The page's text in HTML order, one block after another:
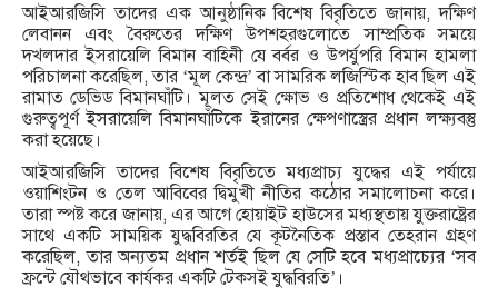
আইআরজিসি তাদের এক আনুষ্ঠানিক বিশেষ বিবৃতিতে জানায়, দক্ষিণ
লেবানন এবং বৈরুতের দক্ষিণ উপশহরগুলোতে সাম্প্রতিক সময়ে
দখলদার ইসরায়েলি বিমান বাহিনী যে বর্বর ও উপর্যুপরি বিমান হামলা
পরিচালনা করেছিল, তার ‘মূল কেন্দ্র’ বা সামরিক লজিস্টিক হাব ছিল এই
রামাত ডেভিড বিমানঘাঁটি। মূলত সেই ক্ষোভ ও প্রতিশোধ থেকেই এই
গুরুত্বপূর্ণ ইসরায়েলি বিমানঘাঁটিকে ইরানের ক্ষেপণাস্ত্রের প্রধান লক্ষ্যবস্তু
করা হয়েছে।
আইআরজিসি তাদের বিশেষ বিবৃতিতে মধ্যপ্রাচ্য যুদ্ধের এই পর্যায়ে
ওয়াশিংটন ও তেল আবিবের দ্বিমুখী নীতির কঠোর সমালোচনা করে।
তারা স্পষ্ট করে জানায়, এর আগে হোয়াইট হাউসের মধ্যস্থতায় যুক্তরাষ্ট্রের
সাথে একটি সাময়িক যুদ্ধবিরতির যে কূটনৈতিক প্রস্তাব তেহরান গ্রহণ
করেছিল, তার অন্যতম প্রধান শর্তই ছিল যে সেটি হবে মধ্যপ্রাচ্যের ‘সব
ফ্রন্টে যৌথভাবে কার্যকর একটি টেকসই যুদ্ধবিরতি’।